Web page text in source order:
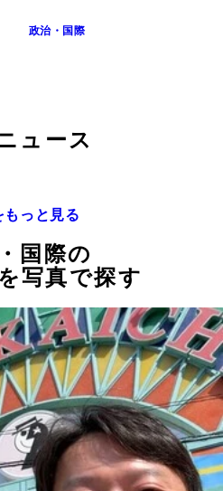
政治・国際
ュース
っと見る
国際の
写真で探す